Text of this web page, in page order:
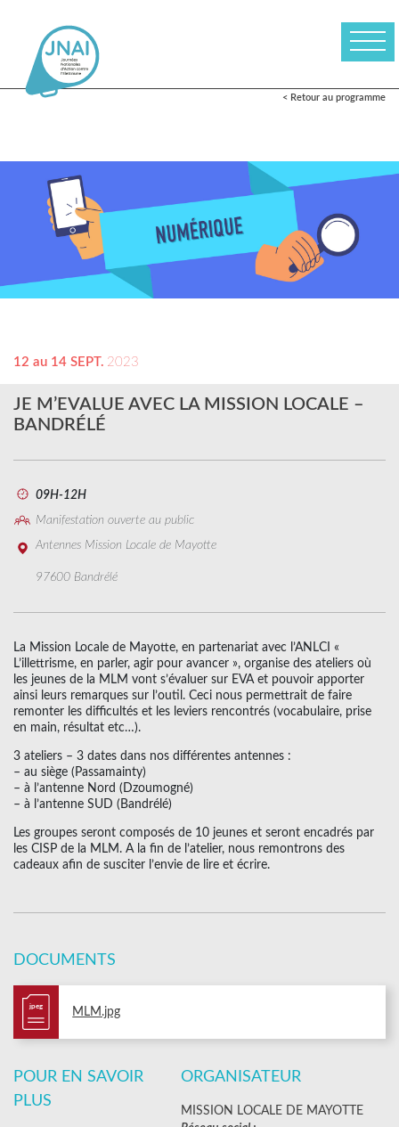
< Retour au programme
12 au 14 SEPT. 2023
JE M’EVALUE AVEC LA MISSION LOCALE –
BANDRÉLÉ
09H-12H
Manifestation ouverte au public
Antennes Mission Locale de Mayotte
97600 Bandrélé
La Mission Locale de Mayotte, en partenariat avec l’ANLCI «
L’illettrisme, en parler, agir pour avancer », organise des ateliers où
les jeunes de la MLM vont s’évaluer sur EVA et pouvoir apporter
ainsi leurs remarques sur l’outil. Ceci nous permettrait de faire
remonter les difficultés et les leviers rencontrés (vocabulaire, prise
en main, résultat etc…).
3 ateliers – 3 dates dans nos différentes antennes :
– au siège (Passamainty)
– à l’antenne Nord (Dzoumogné)
– à l’antenne SUD (Bandrélé)
Les groupes seront composés de 10 jeunes et seront encadrés par
les CISP de la MLM. A la fin de l’atelier, nous remontrons des
cadeaux afin de susciter l’envie de lire et écrire.
DOCUMENTS
jpeg MLM.jpg
POUR EN SAVOIR
PLUS
ORGANISATEUR
MISSION LOCALE DE MAYOTTE